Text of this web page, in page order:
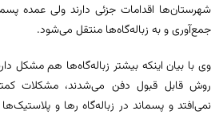
شهرستان‌ها اقدامات جزئی دارند ولی عمده
جمع‌آوری و به زباله‌گاه‌ها منتقل می‌شود.
وی با بیان اینکه بیشتر زباله‌گاه‌ها هم مشکل
روش قابل قبول دفن می‌شدند، مشکلات
نمی‌افتد و پسماند در زباله‌گاه رها و